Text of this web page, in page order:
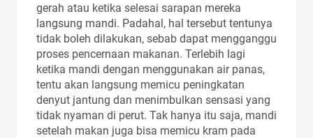
gerah atau ketika selesai sarapan mereka
langsung mandi. Padahal, hal tersebut tentunya
tidak boleh dilakukan, sebab dapat mengganggu
proses pencernaan makanan. Terlebih lagi
ketika mandi dengan menggunakan air panas,
tentu akan langsung memicu peningkatan
denyut jantung dan menimbulkan sensasi yang
tidak nyaman di perut. Tak hanya itu saja, mandi
setelah makan juga bisa memicu kram pada